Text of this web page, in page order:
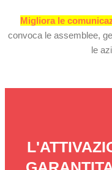
Migliora le
convoca le assemblee,
le